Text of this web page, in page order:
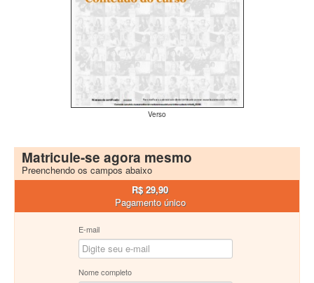
Verso
Matricule-se agora mesmo
Preenchendo os campos abaixo
R$ 29,90
Pagamento único
E-mail
Nome completo